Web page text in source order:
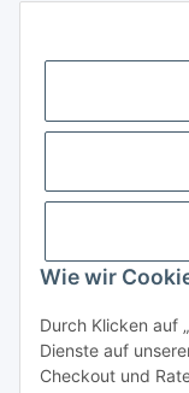
Wie wir
Durch Klicken auf
Dienste auf
Checkout und